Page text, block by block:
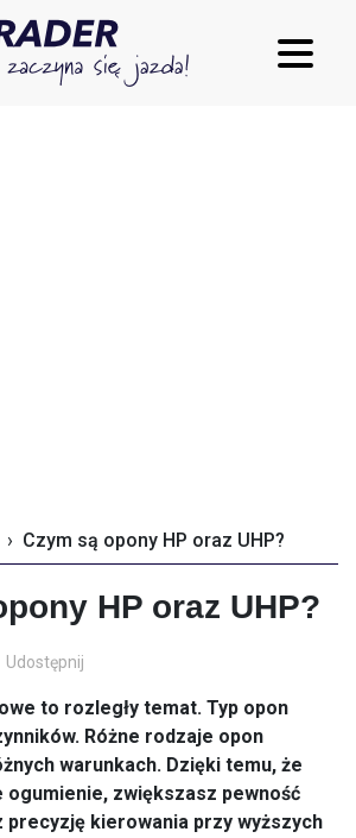
› Czym są opony HP oraz UHP?
HP oraz UHP?
Udostępnij
to rozległy temat. Typ opon
Różne rodzaje opon
warunkach. Dzięki temu, że
zwiększasz pewność
precyzję kierowania przy wyższych